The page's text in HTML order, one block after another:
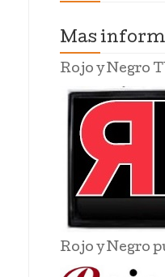
Mas
Rojo y Negro
Rojo y Negro